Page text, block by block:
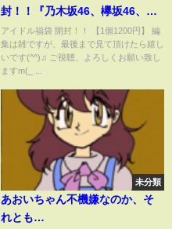
封！！『乃木坂46、欅坂46、
etc』
アイドル福袋 開封！！ 【1個1200円】 編
集は雑ですが、最後まで見て頂けたら嬉し
いです(^^)♫ ご視聴、よろしくお願い致し
ますm(_ ...
未分類
あおいちゃん不機嫌なのか、そ
れとも…